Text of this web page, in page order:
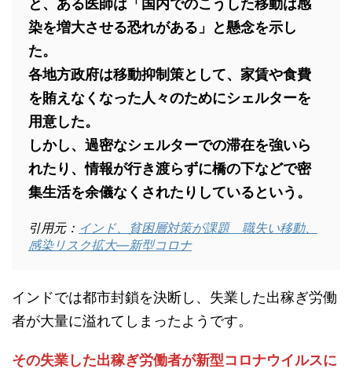
と、ある医師は「国内でのこうした移動は感
染を増大させる恐れがある」と懸念を示し
た。
各地方政府は移動抑制策として、家賃や食費
を賄えなくなった人々のためにシェルターを
用意した。
しかし、過密なシェルターでの滞在を強いら
れたり、情報が行き渡らずに橋の下などで密
集生活を余儀なくされたりしているという。
引用元： インド、貧困層対策が課題 職失い移動、
感染リスク拡大―新型コロナ
インドでは都市封鎖を決断し、失業した出稼ぎ労働
者が大量に溢れてしまったようです。
その失業した出稼ぎ労働者が新型コロナウイルスに